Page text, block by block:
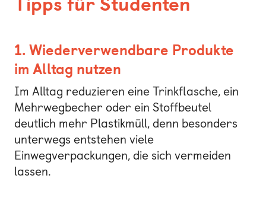
1. Wiederverwendbare Produkte
im Alltag nutzen
Im Alltag reduzieren eine Trinkflasche, ein
Mehrwegbecher oder ein Stoffbeutel
deutlich mehr Plastikmüll, denn besonders
unterwegs entstehen viele
Einwegverpackungen, die sich vermeiden
lassen.